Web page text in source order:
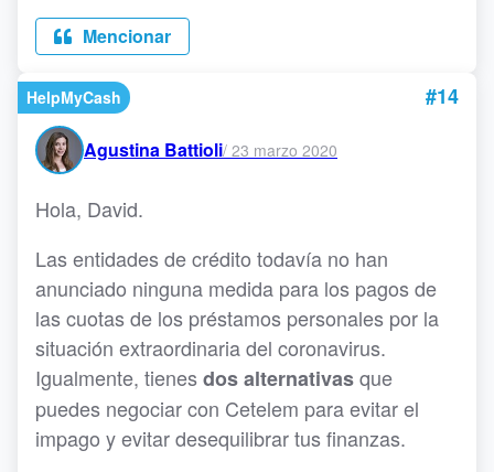
Mencionar
HelpMyCash #14
Agustina Battioli/ 23 marzo 2020
Hola, David.
Las entidades de crédito todavía no han
anunciado ninguna medida para los pagos de
las cuotas de los préstamos personales por la
situación extraordinaria del coronavirus.
Igualmente, tienes dos alternativasque
puedes negociar con Cetelem para evitar el
impago y evitar desequilibrar tus finanzas.